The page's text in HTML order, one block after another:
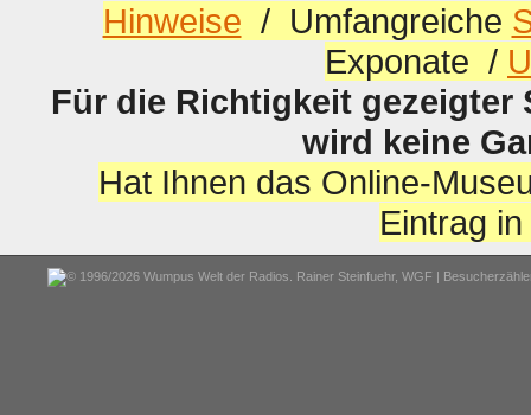
Hinweise / Umfangreiche
Exponate /
Für die Richtigkeit
wird keine
Hat Ihnen das Online-
Eintrag
© 1996/2026 Wumpus Welt der Radios. Rainer Steinfuehr, WGF |